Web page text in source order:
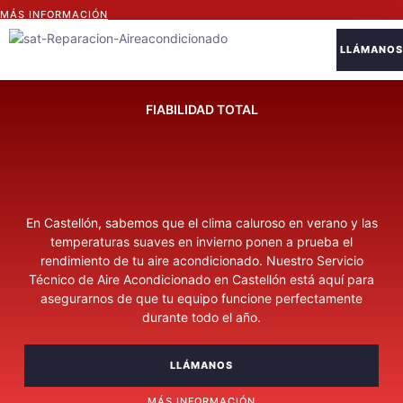
MÁS INFORMACIÓN
LLÁMANOS
FIABILIDAD TOTAL
En Castellón, sabemos que el clima caluroso en verano y las
temperaturas suaves en invierno ponen a prueba el
rendimiento de tu aire acondicionado. Nuestro Servicio
Técnico de Aire Acondicionado en Castellón está aquí para
asegurarnos de que tu equipo funcione perfectamente
durante todo el año.
LLÁMANOS